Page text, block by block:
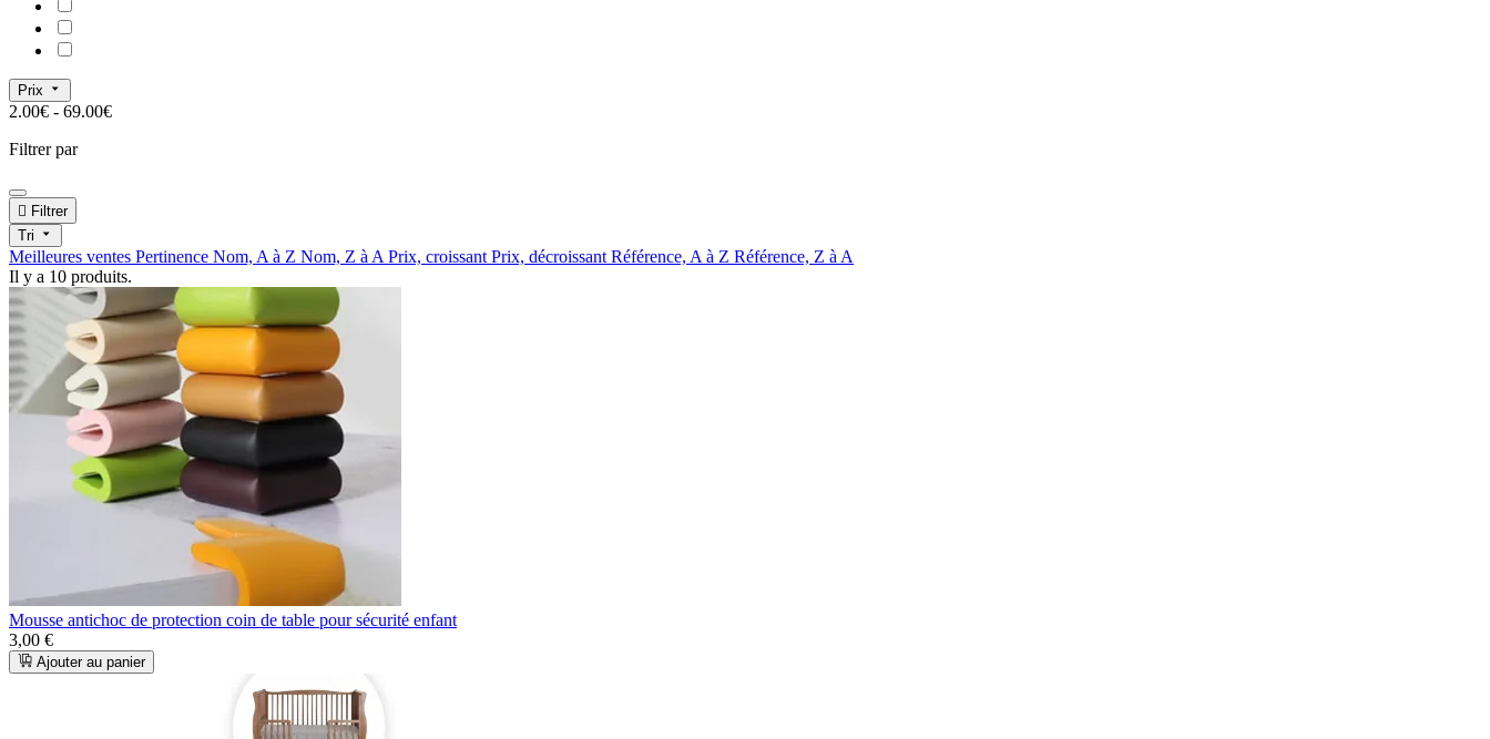
Prix
2.00€ - 69.00€
Filtrer par
 Filtrer
Tri
Meilleures ventes Pertinence Nom, A à Z Nom, Z à A Prix, croissant Prix, décroissant Référence, A à Z Référence, Z à A
Il y a 10 produits.
Mousse antichoc de protection coin de table pour sécurité enfant
3,00 €
Ajouter au panier